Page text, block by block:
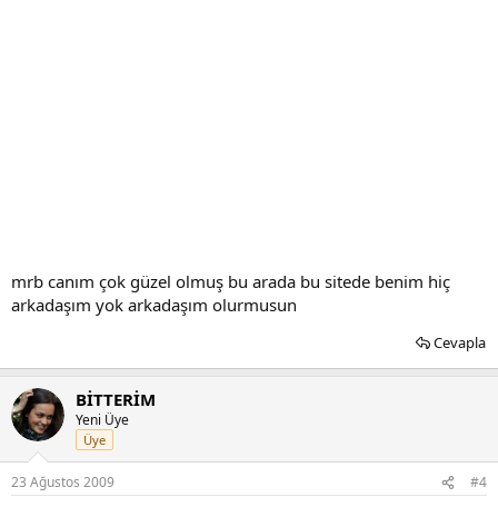
mrb canım çok güzel olmuş bu arada bu sitede benim hiç
arkadaşım yok arkadaşım olurmusun
Cevapla
BİTTERİM
Yeni Üye
Üye
23 Ağustos 2009 #4